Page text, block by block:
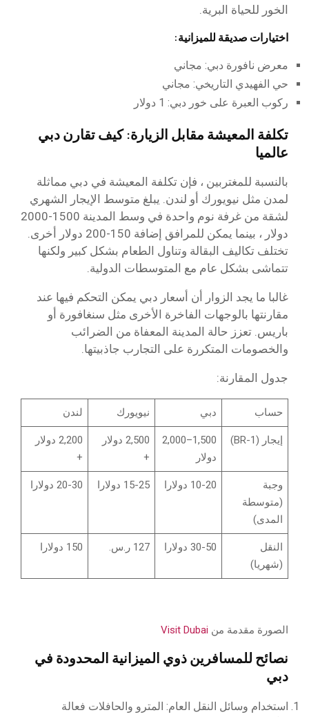
الخور للحياة البرية.
اختيارات صديقة للميزانية:
معرض نافورة دبي: مجاني
حي الفهيدي التاريخي: مجاني
ركوب العبرة على خور دبي: 1 دولار
تكلفة المعيشة مقابل الزيارة: كيف تقارن دبي
عالميا
بالنسبة للمغتربين ، فإن تكلفة المعيشة في دبي مماثلة
لمدن مثل نيويورك أو لندن. يبلغ متوسط الإيجار الشهري
لشقة من غرفة نوم واحدة في وسط المدينة 1500-2000
دولار ، بينما يمكن للمرافق إضافة 150-200 دولار أخرى.
تختلف تكاليف البقالة وتناول الطعام بشكل كبير ولكنها
تتماشى بشكل عام مع المتوسطات الدولية.
غالبا ما يجد الزوار أن أسعار دبي يمكن التحكم فيها عند
مقارنتها بالوجهات الفاخرة الأخرى مثل سنغافورة أو
باريس. تعزز حالة المدينة المعفاة من الضرائب
والخصومات المتكررة على التجارب جاذبيتها.
جدول المقارنة:
حساب دبي نيويورك لندن
إيجار (1-BR)
1,500–2,000
دولار
2,500 دولار
+
2,200 دولار
+
وجبة
(متوسطة
المدى)
10-20 دولارا 15-25 دولارا 20-30 دولارا
النقل
(شهريا)
30-50 دولارا 127 ر.س. 150 دولارا
الصورة مقدمة من Visit Dubai
نصائح للمسافرين ذوي الميزانية المحدودة في
دبي
استخدام وسائل النقل العام: المترو والحافلات فعالة